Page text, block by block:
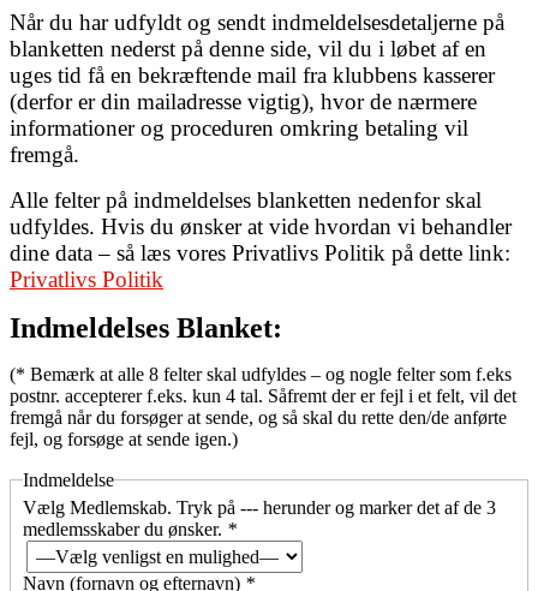
Når du har udfyldt og sendt indmeldelsesdetaljerne på
blanketten nederst på denne side, vil du i løbet af en
uges tid få en bekræftende mail fra klubbens kasserer
(derfor er din mailadresse vigtig), hvor de nærmere
informationer og proceduren omkring betaling vil
fremgå.
Alle felter på indmeldelses blanketten nedenfor skal
udfyldes. Hvis du ønsker at vide hvordan vi behandler
dine data – så læs vores Privatlivs Politik på dette link:
Privatlivs Politik
Indmeldelses Blanket:
(* Bemærk at alle 8 felter skal udfyldes – og nogle felter som f.eks
postnr. accepterer f.eks. kun 4 tal. Såfremt der er fejl i et felt, vil det
fremgå når du forsøger at sende, og så skal du rette den/de anførte
fejl, og forsøge at sende igen.)
Indmeldelse
Vælg Medlemskab. Tryk på --- herunder og marker det af de 3
medlemsskaber du ønsker. *
Navn (fornavn og efternavn) *